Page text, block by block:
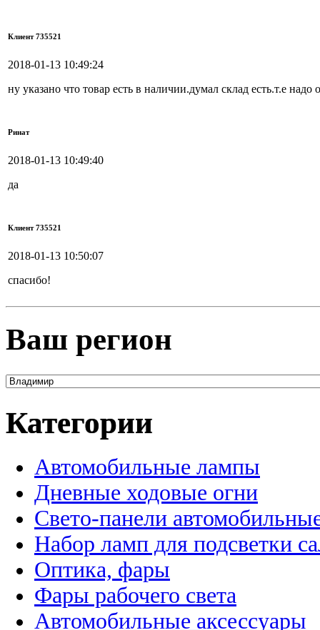
Клиент 735521
2018-01-13 10:49:24
ну указано что товар есть в наличии.думал склад есть.т.е надо
Ринат
2018-01-13 10:49:40
да
Клиент 735521
2018-01-13 10:50:07
спасибо!
Ваш регион
Категории
Автомобильные лампы
Дневные ходовые огни
Свето-панели
Набор ламп для подсветки
Оптика, фары
Фары рабочего света
Автомобильные аксессуары